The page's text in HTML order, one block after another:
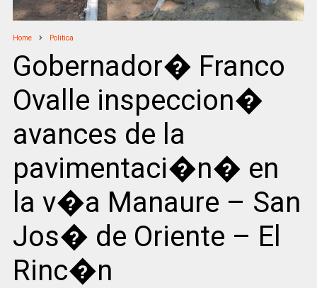
Home Politica
Gobernador� Franco
Ovalle inspeccion�
avances de la
pavimentaci�n� en
la v�a Manaure – San
Jos� de Oriente – El
Rinc�n